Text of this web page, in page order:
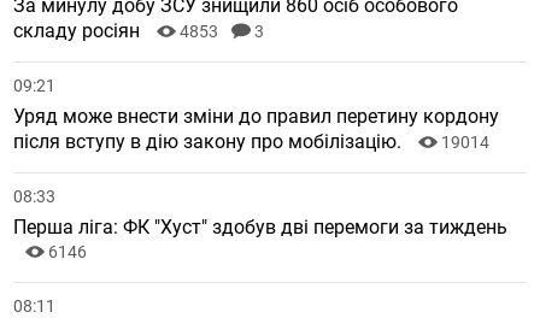
За минулу добу ЗСУ знищили 860 осіб особового
складу росіян
4853 3
09:21
Уряд може внести зміни до правил перетину кордону
після вступу в дію закону про мобілізацію.
19014
08:33
Перша ліга: ФК "Хуст" здобув дві перемоги за тиждень
6146
08:11